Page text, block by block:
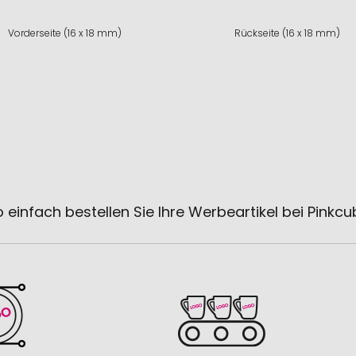
Vorderseite (16 x 18 mm) Rückseite (16 x 18 mm)
einfach bestellen Sie Ihre Werbeartikel bei